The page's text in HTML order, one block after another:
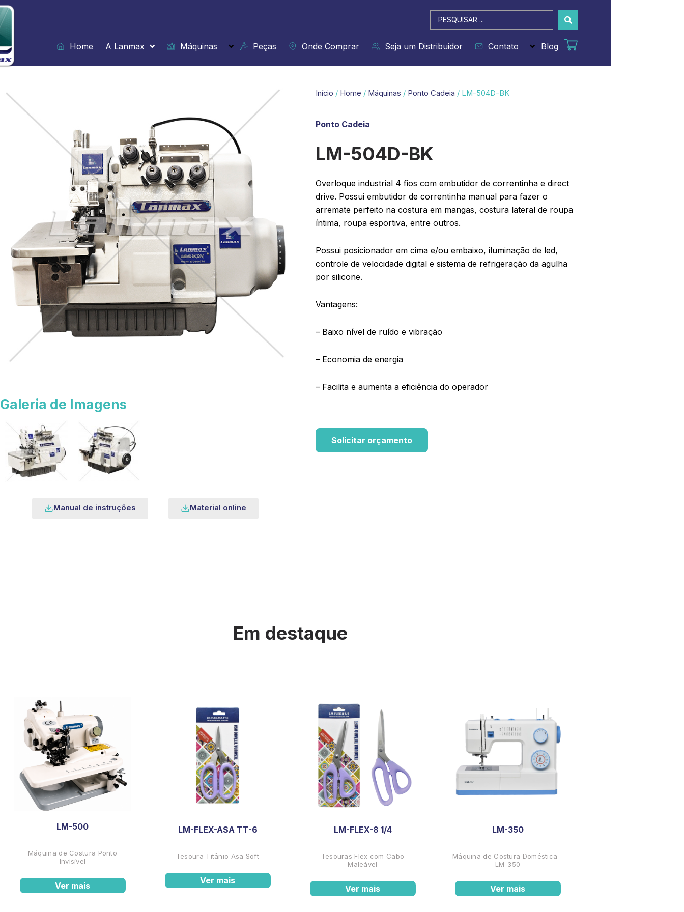
Ir
para
o
conteúdo
Pesquisar
...
Home
A Lanmax Máquinas Peças Onde Comprar Seja um Distribuidor Contato Blog
Galeria de Imagens
Manual de instruções Material online
Início / Home / Máquinas / Ponto Cadeia / LM-504D-BK
Ponto Cadeia
LM-504D-BK
Overloque industrial 4 fios com embutidor de correntinha e direct
drive. Possui embutidor de correntinha manual para fazer o
arremate perfeito na costura em mangas, costura lateral de roupa
íntima, roupa esportiva, entre outros.
Possui posicionador em cima e/ou embaixo, iluminação de led,
controle de velocidade digital e sistema de refrigeração da agulha
por silicone.
Vantagens:
– Baixo nível de ruído e vibração
– Economia de energia
– Facilita e aumenta a eficiência do operador
Solicitar orçamento
Em destaque
LM-500
Máquina de Costura Ponto
Invisível
Ver mais
LM-FLEX-ASA TT-6
Tesoura Titânio Asa Soft
Ver mais
LM-FLEX-8 1/4
Tesouras Flex com Cabo
Maleável
Ver mais
LM-350
Máquina de Costura Doméstica -
LM-350
Ver mais